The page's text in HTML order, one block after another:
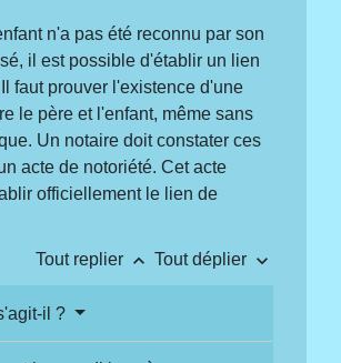
n'a pas été reconnu par son
il est possible d'établir un lien
faut prouver l'existence d'une
le père et l'enfant, même sans
Un notaire doit constater ces
acte de notoriété. Cet acte
officiellement le lien de
Tout replier keyboard_arrow_up Tout déplier keyboard_arrow_down
il ?